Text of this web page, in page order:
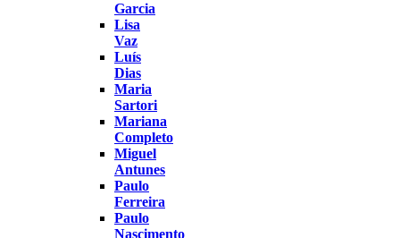
Garcia
Lisa
Vaz
Luís
Dias
Maria
Sartori
Mariana
Completo
Miguel
Antunes
Paulo
Ferreira
Paulo
Nascimento